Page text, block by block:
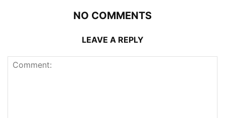
NO COMMENTS
LEAVE A REPLY